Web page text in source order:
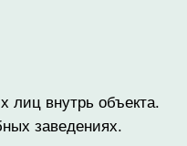
лиц внутрь объекта.
заведениях.